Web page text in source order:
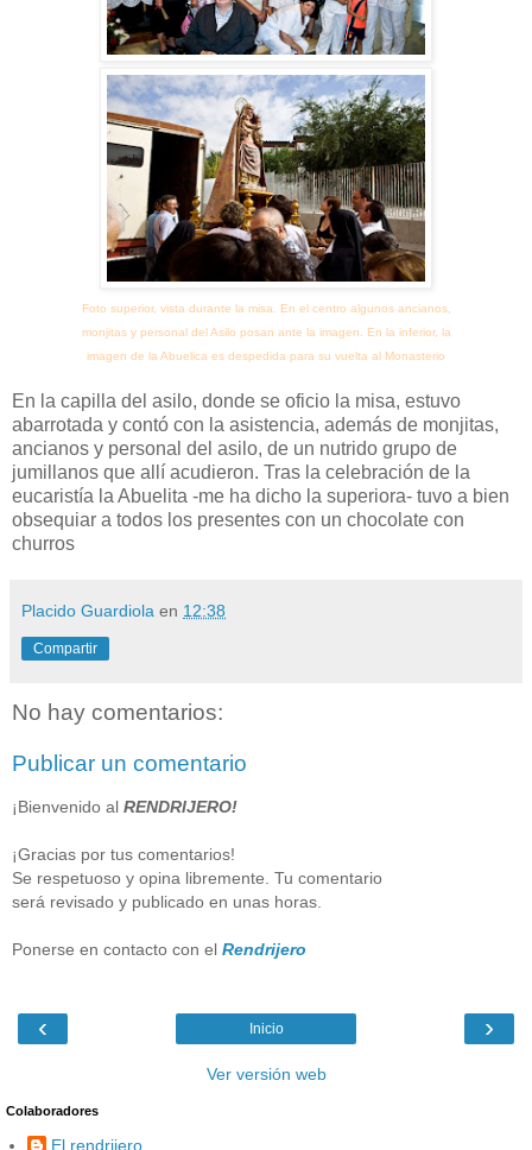
Foto superior, vista durante la misa. En el centro algunos ancianos,
monjitas y personal del Asilo posan ante la imagen. En la inferior, la
imagen de la Abuelica es despedida para su vuelta al Monasterio
En la capilla del asilo, donde se oficio la misa, estuvo
abarrotada y contó con la asistencia, además de monjitas,
ancianos y personal del asilo, de un nutrido grupo de
jumillanos que allí acudieron. Tras la celebración de la
eucaristía la Abuelita -me ha dicho la superiora- tuvo a bien
obsequiar a todos los presentes con un chocolate con
churros
Placido Guardiola en 12:38
Compartir
No hay comentarios:
Publicar un comentario
¡Bienvenido al RENDRIJERO!
¡Gracias por tus comentarios!
Se respetuoso y opina libremente. Tu comentario
será revisado y publicado en unas horas.
Ponerse en contacto con el Rendrijero
‹ ›
Inicio
Ver versión web
Colaboradores
El rendrijero